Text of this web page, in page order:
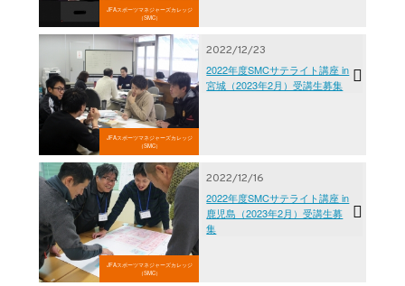
JFAスポーツマネジャーズカレッジ
（SMC）
JFAスポーツマネジャーズカレッジ
（SMC）
2022/12/23
2022年度SMCサテライト講座 in
宮城（2023年2月）受講生募集
JFAスポーツマネジャーズカレッジ
（SMC）
2022/12/16
2022年度SMCサテライト講座 in
鹿児島（2023年2月）受講生募
集